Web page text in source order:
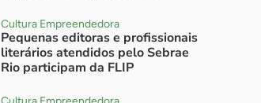
Cultura Empreendedora
Pequenas editoras e profissionais
literários atendidos pelo Sebrae
Rio participam da FLIP